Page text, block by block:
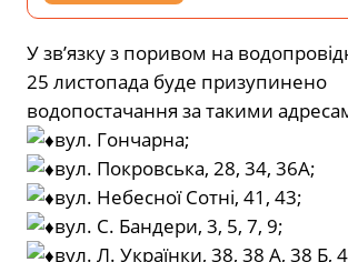
У зв’язку з поривом на
25 листопада буде призупинено
водопостачання за такими
вул. Гончарна;
вул. Покровська, 28, 34, 36А;
вул. Небесної Сотні, 41, 43;
вул. С. Бандери, 3, 5, 7, 9;
вул. Л. Українки, 38, 38 А, 38 Б,